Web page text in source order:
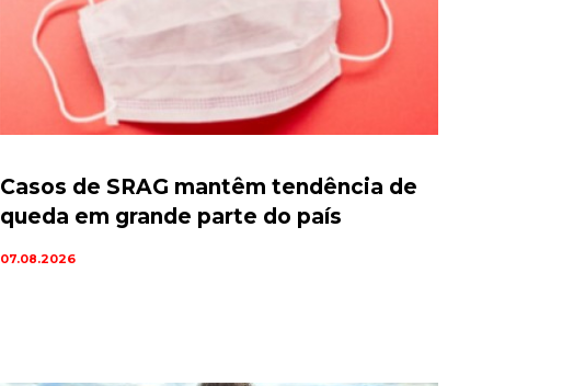
Casos de SRAG mantêm tendência de
queda em grande parte do país
07.08.2026